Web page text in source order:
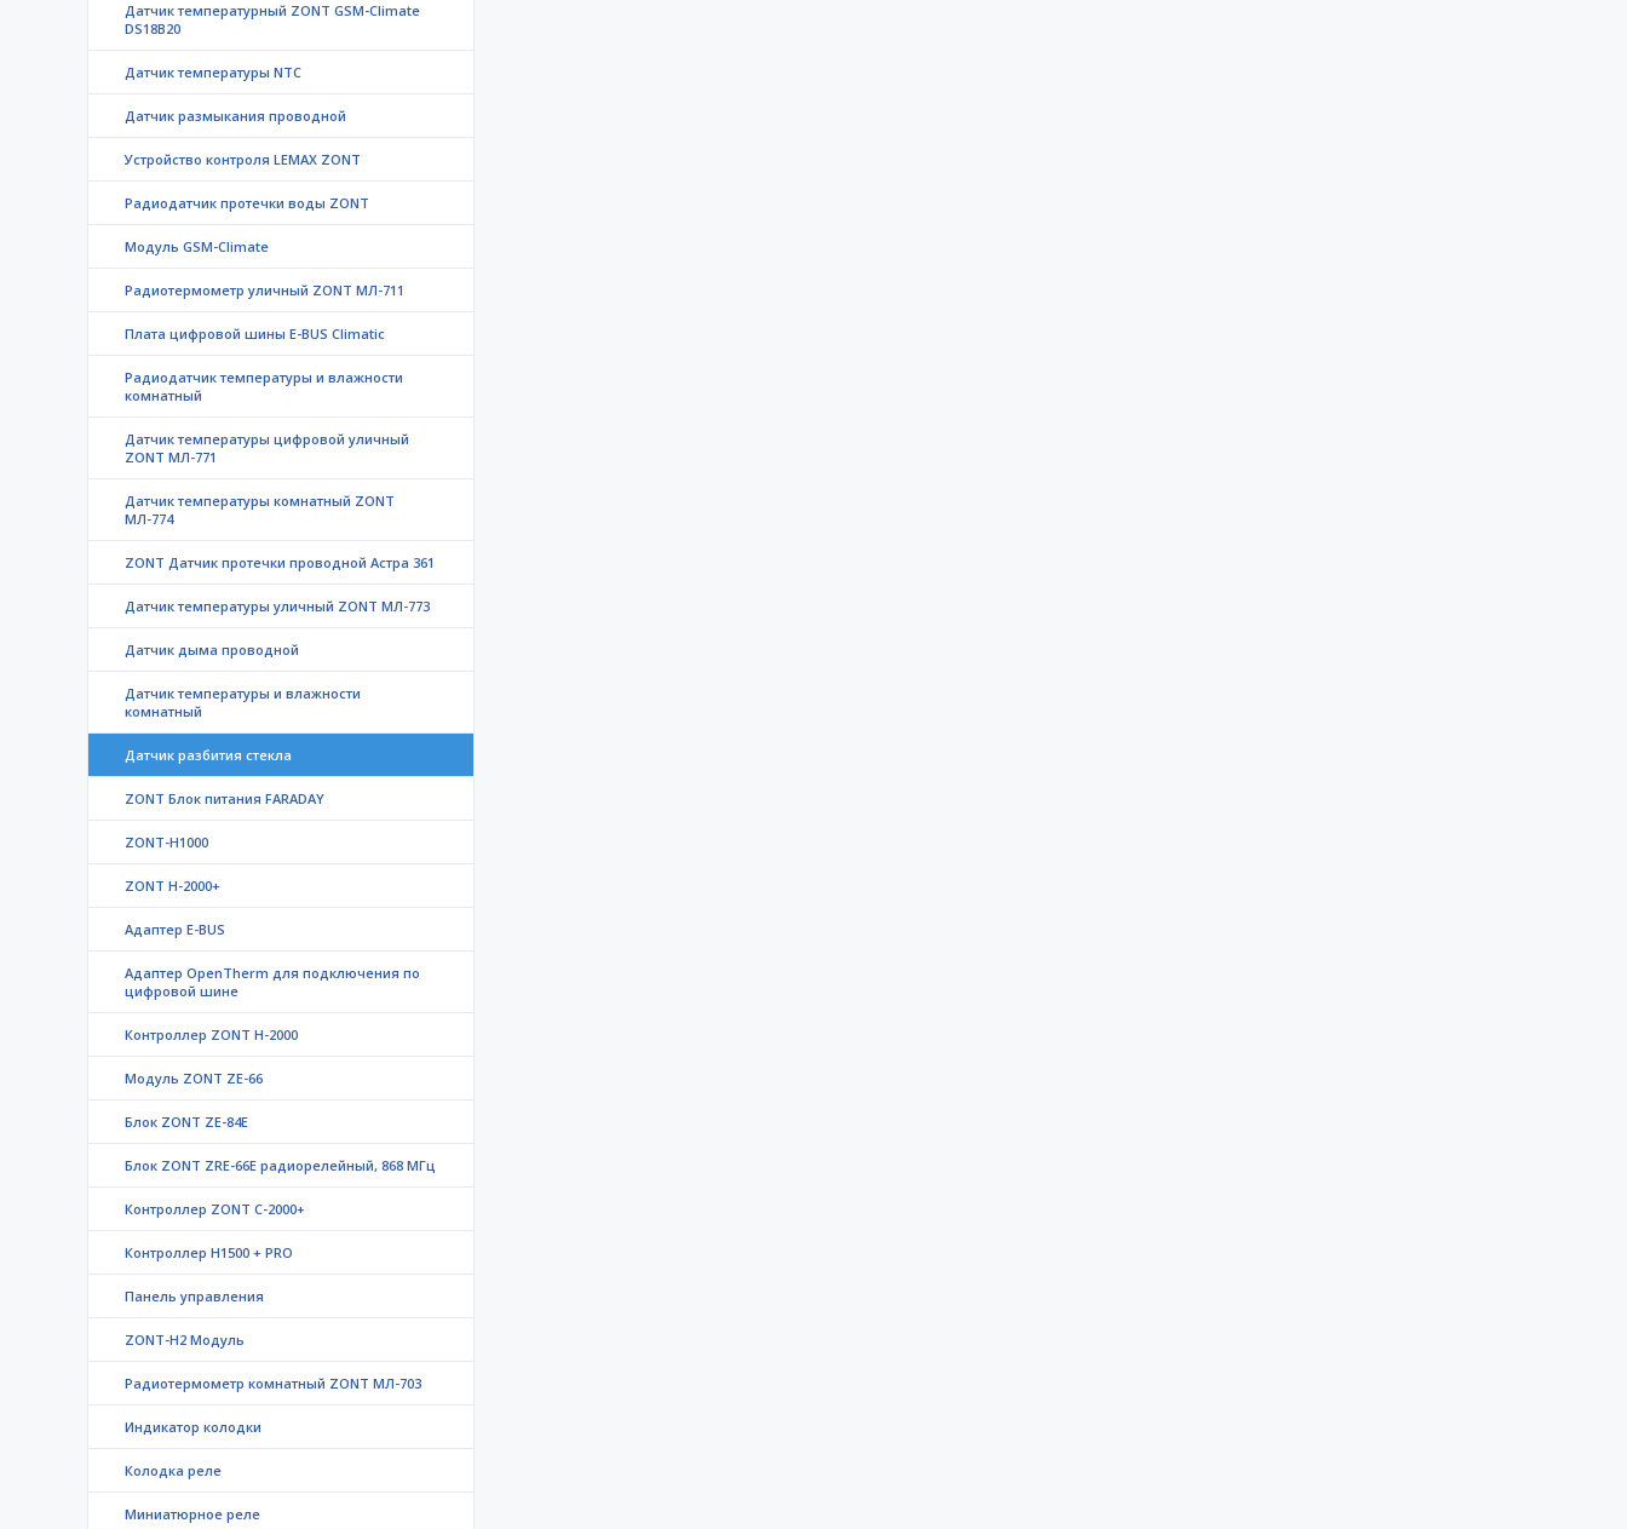
Датчик температурный ZONT GSM-Climate
DS18B20
Датчик температуры NTC
Датчик размыкания проводной
Устройство контроля LEMAX ZONT
Радиодатчик протечки воды ZONT
Модуль GSM-Climate
Радиотермометр уличный ZONT МЛ-711
Плата цифровой шины E-BUS Climatic
Радиодатчик температуры и влажности
комнатный
Датчик температуры цифровой уличный
ZONT МЛ-771
Датчик температуры комнатный ZONT
МЛ-774
ZONT Датчик протечки проводной Астра 361
Датчик температуры уличный ZONT МЛ-773
Датчик дыма проводной
Датчик температуры и влажности
комнатный
Датчик разбития стекла
ZONT Блок питания FARADAY
ZONT-H1000
ZONT H-2000+
Адаптер E-BUS
Адаптер OpenTherm для подключения по
цифровой шине
Контроллер ZONT H-2000
Модуль ZONT ZE-66
Блок ZONT ZE-84E
Блок ZONT ZRE-66E радиорелейный, 868 МГц
Контроллер ZONT C-2000+
Контроллер Н1500 + PRO
Панель управления
ZONT-H2 Модуль
Радиотермометр комнатный ZONT МЛ-703
Индикатор колодки
Колодка реле
Миниатюрное реле